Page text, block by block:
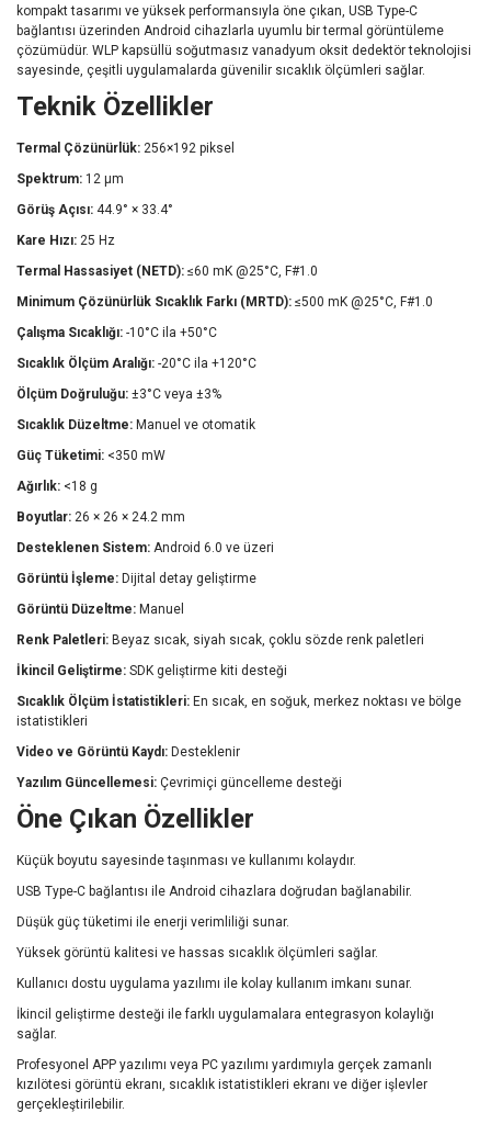
kompakt tasarımı ve yüksek performansıyla öne çıkan, USB Type-C
bağlantısı üzerinden Android cihazlarla uyumlu bir termal görüntüleme
çözümüdür. WLP kapsüllü soğutmasız vanadyum oksit dedektör teknolojisi
sayesinde, çeşitli uygulamalarda güvenilir sıcaklık ölçümleri sağlar.
Teknik Özellikler
Termal Çözünürlük: 256×192 piksel
Spektrum: 12 μm
Görüş Açısı: 44.9° × 33.4°
Kare Hızı: 25 Hz
Termal Hassasiyet (NETD): ≤60 mK @25°C, F#1.0
Minimum Çözünürlük Sıcaklık Farkı (MRTD): ≤500 mK @25°C, F#1.0
Çalışma Sıcaklığı: -10°C ila +50°C
Sıcaklık Ölçüm Aralığı: -20°C ila +120°C
Ölçüm Doğruluğu: ±3°C veya ±3%
Sıcaklık Düzeltme: Manuel ve otomatik
Güç Tüketimi: <350 mW
Ağırlık: <18 g
Boyutlar: 26 × 26 × 24.2 mm
Desteklenen Sistem: Android 6.0 ve üzeri
Görüntü İşleme: Dijital detay geliştirme
Görüntü Düzeltme: Manuel
Renk Paletleri: Beyaz sıcak, siyah sıcak, çoklu sözde renk paletleri
İkincil Geliştirme: SDK geliştirme kiti desteği
Sıcaklık Ölçüm İstatistikleri: En sıcak, en soğuk, merkez noktası ve bölge
istatistikleri
Video ve Görüntü Kaydı: Desteklenir
Yazılım Güncellemesi: Çevrimiçi güncelleme desteği
Öne Çıkan Özellikler
Küçük boyutu sayesinde taşınması ve kullanımı kolaydır.
USB Type-C bağlantısı ile Android cihazlara doğrudan bağlanabilir.
Düşük güç tüketimi ile enerji verimliliği sunar.
Yüksek görüntü kalitesi ve hassas sıcaklık ölçümleri sağlar.
Kullanıcı dostu uygulama yazılımı ile kolay kullanım imkanı sunar.
İkincil geliştirme desteği ile farklı uygulamalara entegrasyon kolaylığı
sağlar.
Profesyonel APP yazılımı veya PC yazılımı yardımıyla gerçek zamanlı
kızılötesi görüntü ekranı, sıcaklık istatistikleri ekranı ve diğer işlevler
gerçekleştirilebilir.